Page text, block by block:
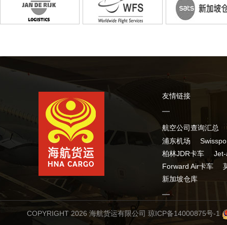
友情链接
航空公司查询汇总
浦东机场
柏林JDR卡车
Forward Air卡车
新加坡仓库
COPYRIGHT 2026 海航货运有限公司 琼ICP备14000875号-1